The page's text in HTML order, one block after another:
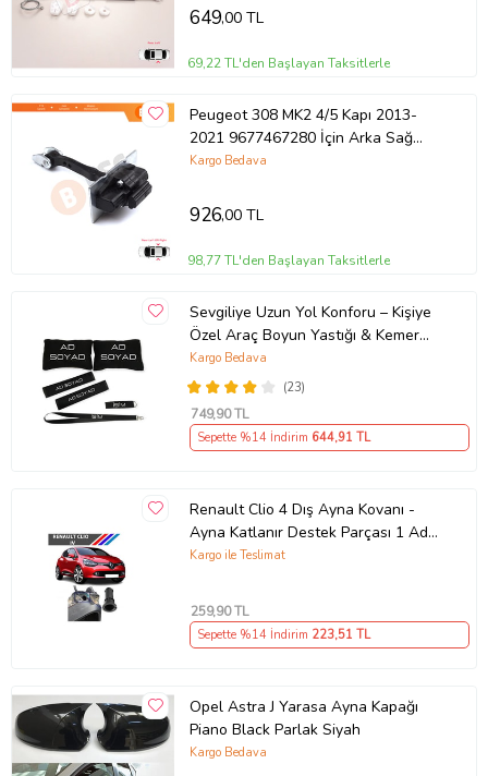
649,00 TL
69,22 TL'den Başlayan Taksitlerle
Peugeot 308 MK2 4/5 Kapı 2013-
2021 9677467280 İçin Arka Sağ
veya Sol Kapı Gergi Yayı
Kargo Bedava
926,00 TL
98,77 TL'den Başlayan Taksitlerle
Sevgiliye Uzun Yol Konforu – Kişiye
Özel Araç Boyun Yastığı & Kemer
Pedi Hediye Seti
(23)
Kargo Bedava
749,90 TL
Sepette %14 İndirim 644,91 TL
Renault Clio 4 Dış Ayna Kovanı -
Ayna Katlanır Destek Parçası 1 Adet
490307706 M3625
Kargo ile Teslimat
259,90 TL
Sepette %14 İndirim 223,51 TL
Opel Astra J Yarasa Ayna Kapağı
Piano Black Parlak Siyah
Kargo Bedava